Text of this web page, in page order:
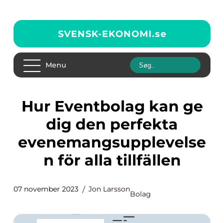
SVENSK-EKONOMI.se
Menu
Hur Eventbolag kan ge
dig den perfekta
evenemangsupplevelse
n för alla tillfällen
07 november 2023 Jon Larsson
Bolag